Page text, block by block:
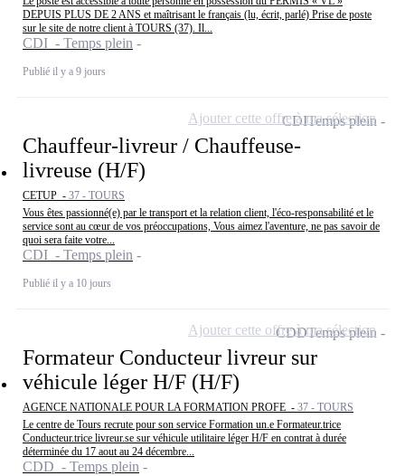
DEPUIS PLUS DE 2 ANS et maîtrisant le français (lu, écrit, parlé) Prise de poste
sur le site de notre client à TOURS (37). Il...
CDI - Temps plein
Publié il y a 9 jours
Chauffeur-livreur / Chauffeuse-
livreuse (H/F)
CETUP - 37 - TOURS
Vous êtes passionné(e) par le transport et la relation client, l'éco-responsabilité et le
service sont au cœur de vos préoccupations, Vous aimez l'aventure, ne pas savoir de
quoi sera faite votre...
CDI - Temps plein
Publié il y a 10 jours
CDITemps plein
Ajouter cette offre à ma sélection
Formateur Conducteur livreur sur
véhicule léger H/F (H/F)
AGENCE NATIONALE POUR LA FORMATION PROFE - 37 - TOURS
Le centre de Tours recrute pour son service Formation un.e Formateur.trice
Conducteur.trice livreur.se sur véhicule utilitaire léger H/F en contrat à durée
déterminée du 17 aout au 24 décembre...
CDD - Temps plein
CDDTemps plein
Ajouter cette offre à ma sélection